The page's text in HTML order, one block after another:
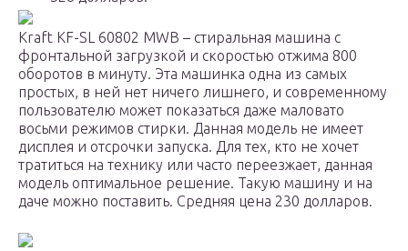
Kraft KF-SL 60802 MWB – стиральная машина с
фронтальной загрузкой и скоростью отжима 800
оборотов в минуту. Эта машинка одна из самых
простых, в ней нет ничего лишнего, и современному
пользователю может показаться даже маловато
восьми режимов стирки. Данная модель не имеет
дисплея и отсрочки запуска. Для тех, кто не хочет
тратиться на технику или часто переезжает, данная
модель оптимальное решение. Такую машину и на
даче можно поставить. Средняя цена 230 долларов.